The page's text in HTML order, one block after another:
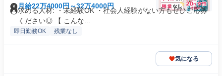
月給22万4000円～32万4000円
求める人材: ・未経験OK ・社会人経験がない方もぜひご応募
ください◎ 【 こんな...
即日勤務OK 残業なし
気になる